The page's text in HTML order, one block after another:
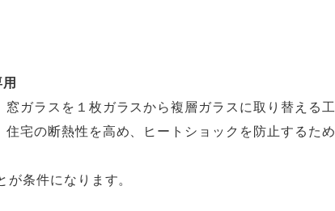
ガラスを１枚ガラスから複層ガラスに取り替える工
宅の断熱性を高め、ヒートショックを防止するため
条件になります。